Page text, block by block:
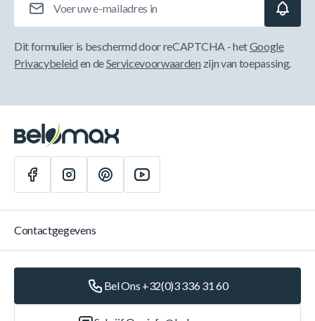
Dit formulier is beschermd door reCAPTCHA - hetGoogle
Privacybeleid en deServicevoorwaarden zijn van toepassing.
Contactgegevens
Bel Ons +32(0)3 336 31 60